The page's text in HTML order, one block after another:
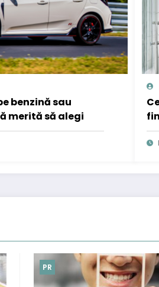
benzină sau
merită să alegi
PR